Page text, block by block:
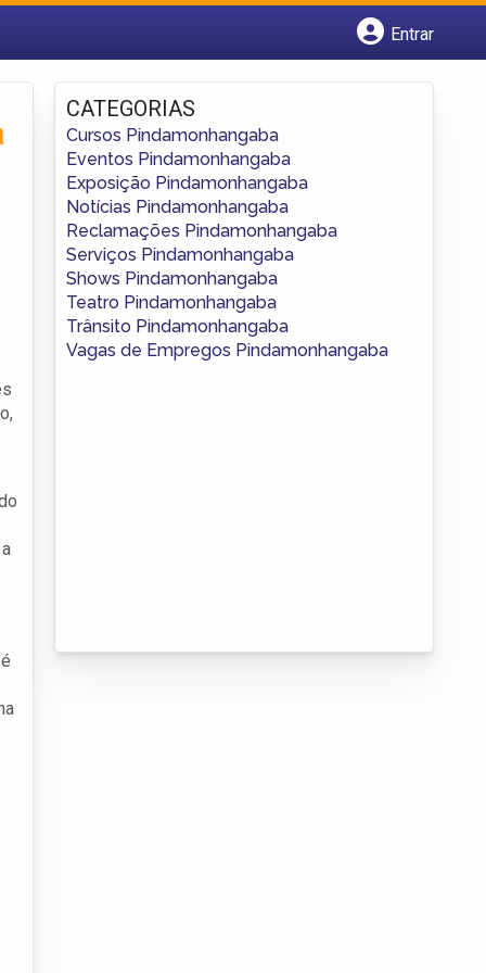
Entrar
Fazer login
Criar conta
CATEGORIAS
Cursos Pindamonhangaba
Eventos Pindamonhangaba
Exposição Pindamonhangaba
Notícias Pindamonhangaba
Reclamações Pindamonhangaba
Serviços Pindamonhangaba
Shows Pindamonhangaba
Teatro Pindamonhangaba
Trânsito Pindamonhangaba
Vagas de Empregos Pindamonhangaba